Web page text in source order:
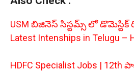
USM బిజినెస్ సిస్టమ్స్ లో డొమెస్టిక్
Latest Intenships in Telugu –
HDFC Specialist Jobs |